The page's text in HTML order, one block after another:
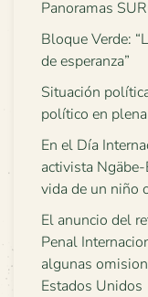
Panoramas
Bloque Verde:
de esperanza”
Situación
político en
En el Día
activista
vida de un niño
El anuncio del
Penal
algunas
Estados Unidos